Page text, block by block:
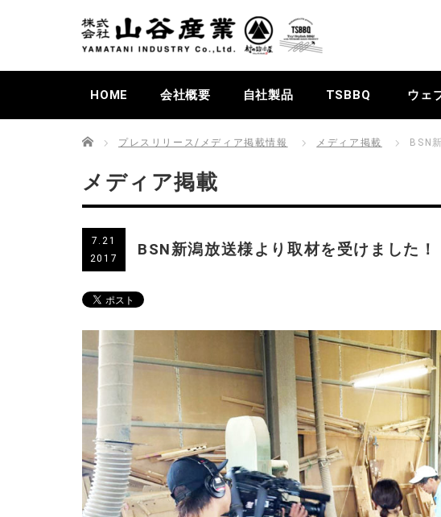
HOME 会社概要 自社製品 TSBBQ ウェ
Home プレスリリース/メディア掲載情報 メディア掲載 BSN
メディア掲載
7.21
2017
BSN新潟放送様より取材を受けました！